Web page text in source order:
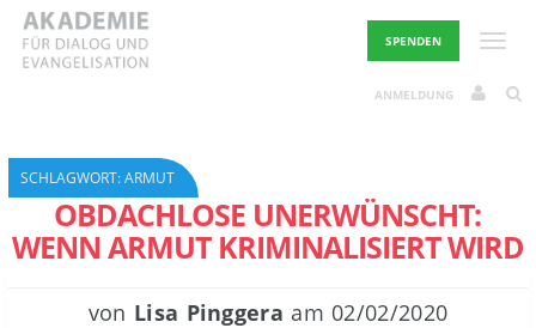
Skip
content
SPENDEN
ANMELDUNG
SCHLAGWORT:ARMUT
OBDACHLOSE UNERWÜNSCHT:
WENN ARMUT KRIMINALISIERT WIRD
von Lisa Pinggera am 02/02/2020